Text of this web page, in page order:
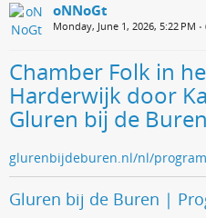
oNNoGt
Monday, June 1, 2026, 5:22 PM •
Chamber Folk in
Harderwijk door
Gluren bij de Buren
glurenbijdeburen.nl/nl/
Gluren bij de Buren |